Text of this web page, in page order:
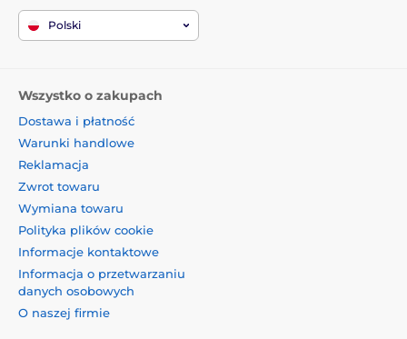
Polski
Wszystko o zakupach
Dostawa i płatność
Warunki handlowe
Reklamacja
Zwrot towaru
Wymiana towaru
Polityka plików cookie
Informacje kontaktowe
Informacja o przetwarzaniu
danych osobowych
O naszej firmie